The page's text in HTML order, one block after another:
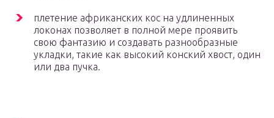
плетение африканских кос на удлиненных
локонах позволяет в полной мере проявить
свою фантазию и создавать разнообразные
укладки, такие как высокий конский хвост, один
или два пучка.